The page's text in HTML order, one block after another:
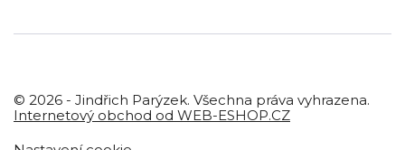
© 2026 - Jindřich Parýzek. Všechna práva vyhrazena.
Internetový obchod od WEB-ESHOP.CZ